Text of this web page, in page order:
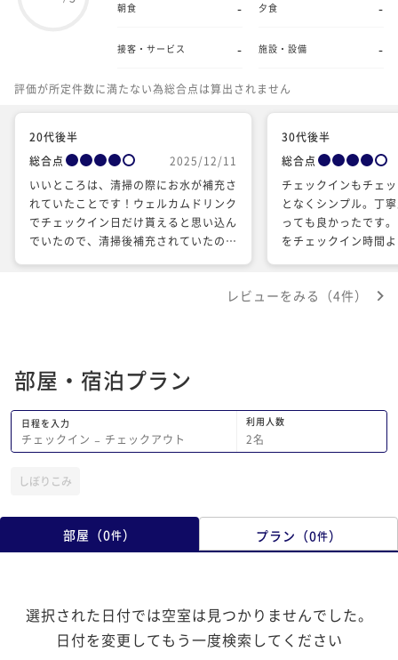
朝食 - 夕食 -
接客・サービス - 施設・設備 -
評価が所定件数に満たない為総合点は算出されません
20代後半
総合点
2025/12/11
いいところは、清掃の際にお水が補充さ
れていたことです！ウェルカムドリンク
でチェックイン日だけ貰えると思い込ん
でいたので、清掃後補充されていたのを
すぐ気づいたのが、なぜか部屋にてんと
のか何匹も増えてきて、、とりあえず外
に逃しましたが、その後も何度も何度も
どこからか入ってきて、エンドレスでし
た。害がないにしても部屋の中を飛び回
るのですごい不快でした。また、部屋の
のかカーテンを閉めていてもHighのボ
のすごく寒かったです。。。 あとはお
部屋のシャワーですが、水が出る蛇口の
ワーの方で固定できず、手を離したらす
ぐシャワーから湯船に切り替わってしま
って結構大変でした。熱めのシャワーが
30代後半
総合点
チェックインもチェ
となくシンプル。丁
っても良かったです
をチェックイン時間
いましたが、ショー(
レビューをみる（4件）
部屋・宿泊プラン
日程を入力
チェックイン − チェックアウト
利用人数
2名
しぼりこみ
部屋 （0件） プラン （0件）
選択された日付では空室は見つかりませんでした。
日付を変更してもう一度検索してください